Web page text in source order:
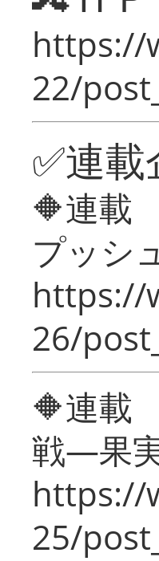
https://
22/
✅連
🔶連載
プッシ
https://
26/
🔶連載
戦―果
https://
25/